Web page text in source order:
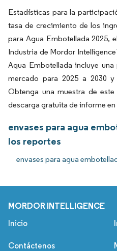
Estadísticas para la
tasa de crecimiento de los
para Agua Embotellada 2025,
Industria de Mordor
Agua Embotellada incluye
mercado para 2025 a 2030
Obtenga una muestra de
descarga gratuita de informe en
envases para agua
los reportes
envases para agua
MORDOR INTELLIGENCE
Inicio
Contáctenos